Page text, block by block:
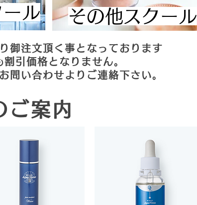
ル ​その他スクール
御注文頂く事となっております
引価格となりません。
問い合わせよりご連絡下さい。
ご案内